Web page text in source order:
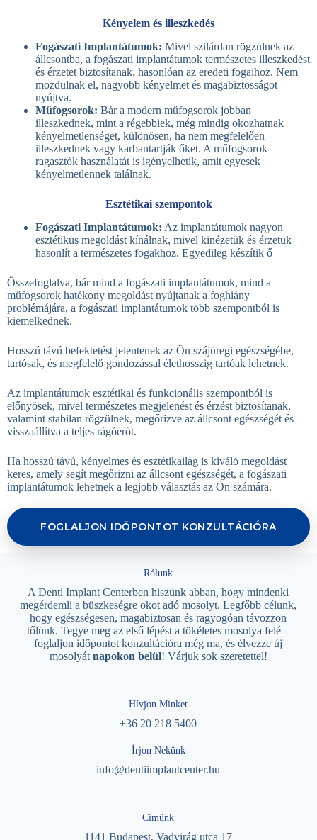
Kényelem és illeszkedés
Fogászati Implantátumok: Mivel szilárdan rögzülnek az
állcsontba, a fogászati implantátumok természetes illeszkedést
és érzetet biztosítanak, hasonlóan az eredeti fogaihoz. Nem
mozdulnak el, nagyobb kényelmet és magabiztosságot
nyújtva.
Műfogsorok: Bár a modern műfogsorok jobban
illeszkednek, mint a régebbiek, még mindig okozhatnak
kényelmetlenséget, különösen, ha nem megfelelően
illeszkednek vagy karbantartják őket. A műfogsorok
ragasztók használatát is igényelhetik, amit egyesek
kényelmetlennek találnak.
Esztétikai szempontok
Fogászati Implantátumok: Az implantátumok nagyon
esztétikus megoldást kínálnak, mivel kinézetük és érzetük
hasonlít a természetes fogakhoz. Egyedileg készítik ő
Összefoglalva, bár mind a fogászati implantátumok, mind a
műfogsorok hatékony megoldást nyújtanak a foghiány
problémájára, a fogászati implantátumok több szempontból is
kiemelkednek.
Hosszú távú befektetést jelentenek az Ön szájüregi egészségébe,
tartósak, és megfelelő gondozással élethosszig tartóak lehetnek.
Az implantátumok esztétikai és funkcionális szempontból is
előnyösek, mivel természetes megjelenést és érzést biztosítanak,
valamint stabilan rögzülnek, megőrizve az állcsont egészségét és
visszaállítva a teljes rágóerőt.
Ha hosszú távú, kényelmes és esztétikailag is kiváló megoldást
keres, amely segít megőrizni az állcsont egészségét, a fogászati
implantátumok lehetnek a legjobb választás az Ön számára.
FOGLALJON IDŐPONTOT KONZULTÁCIÓRA
Rólunk
A Denti Implant Centerben hiszünk abban, hogy mindenki
megérdemli a büszkeségre okot adó mosolyt. Legfőbb célunk,
hogy egészségesen, magabiztosan és ragyogóan távozzon
tőlünk. Tegye meg az első lépést a tökéletes mosolya felé –
foglaljon időpontot konzultációra még ma, és élvezze új
mosolyát napokon belül! Várjuk sok szeretettel!
Hívjon Minket
+36 20 218 5400
Írjon Nekünk
info@dentiimplantcenter.hu
Címünk
1141 Budapest, Vadvirág utca 17